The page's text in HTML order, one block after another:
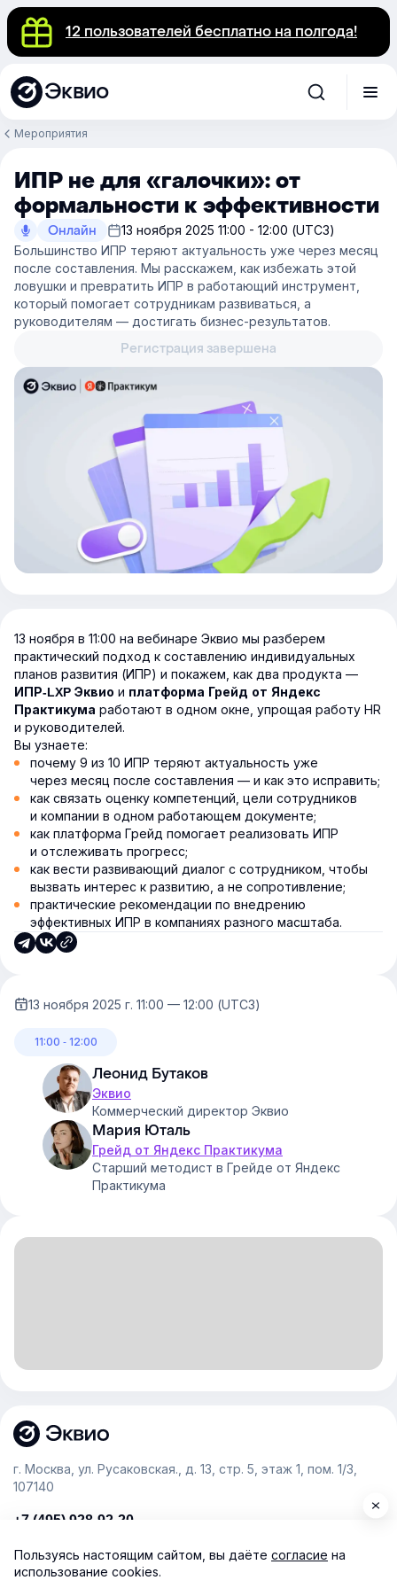
12 пользователей бесплатно на полгода!
Эквио
Мероприятия
ИПР не для «галочки»: от
формальности к эффективности
Онлайн
13 ноября 2025 11:00 - 12:00 (UTC3)
Большинство ИПР теряют актуальность уже через месяц
после составления. Мы расскажем, как избежать этой
ловушки и превратить ИПР в работающий инструмент,
который помогает сотрудникам развиваться, а
руководителям — достигать бизнес-результатов.
Регистрация завершена
13 ноября в 11:00 на вебинаре Эквио мы разберем
практический подход к составлению индивидуальных
планов развития (ИПР) и покажем, как два продукта —
ИПР-LXP Эквио и платформа Грейд от Яндекс
Практикума работают в одном окне, упрощая работу HR
и руководителей.
Вы узнаете:
почему 9 из 10 ИПР теряют актуальность уже
через месяц после составления — и как это исправить;
как связать оценку компетенций, цели сотрудников
и компании в одном работающем документе;
как платформа Грейд помогает реализовать ИПР
и отслеживать прогресс;
как вести развивающий диалог с сотрудником, чтобы
вызвать интерес к развитию, а не сопротивление;
практические рекомендации по внедрению
эффективных ИПР в компаниях разного масштаба.
13 ноября 2025 г. 11:00 — 12:00 (UTC3)
11:00 ‐ 12:00
Леонид Бутаков
Эквио
Коммерческий директор Эквио
Мария Юталь
Грейд от Яндекс Практикума
Старший методист в Грейде от Яндекс
Практикума
г. Москва, ул. Русаковская., д. 13, стр. 5, этаж 1, пом. 1/3,
107140
+7 (495) 928-92-20
Расскажем о платформе и предоставим бесплатный
Пользуясь настоящим сайтом, вы даёте согласие на
использование cookies.